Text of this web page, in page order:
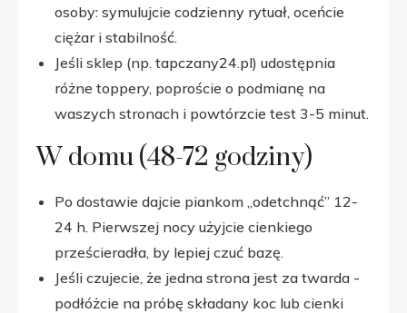
osoby: symulujcie codzienny rytuał, oceńcie
ciężar i stabilność.
Jeśli sklep (np. tapczany24.pl) udostępnia
różne toppery, poproście o podmianę na
waszych stronach i powtórzcie test 3-5 minut.
W domu (48-72 godziny)
Po dostawie dajcie piankom „odetchnąć” 12-
24 h. Pierwszej nocy użyjcie cienkiego
prześcieradła, by lepiej czuć bazę.
Jeśli czujecie, że jedna strona jest za twarda -
podłóżcie na próbę składany koc lub cienki